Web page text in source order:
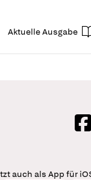
Aktuelle Ausgabe
login
auch als App für